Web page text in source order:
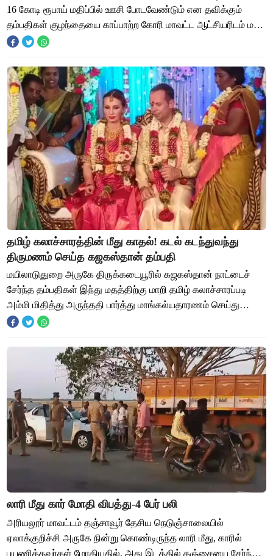
16 கோடி ரூபாய் மதிப்பில் ஊசி போடவேண்டும் என தவிக்கும்
தம்பதிகள் குழந்தையை காப்பாற்ற கோரி மாவட்ட ஆட்சியரிடம் மனு
அளித்துள்ளனர். கடலூர் அருகே முது
தமிழ் கலாச்சாரத்தின் மீது காதல்! கடல் கடந்துவந்து
திருமணம் செய்த கஜகஸ்தான் தம்பதி
மயிலாடுதுறை அருகே திருக்கடையூரில் கஜகஸ்தான் நாட்டைச்
சேர்ந்த தம்பதிகள் இந்து மதத்திற்கு மாறி தமிழ் கலாச்சாரப்படி
அம்மி மிதித்து அருந்ததி பார்த்து மாங்கல்யதாரணம் செய்து
திருமணம் செய்து கொண்டனர். கஜகஸ்
லாரி மீது கார் மோதி விபத்து-4 பேர் பலி
அரியலூர் மாவட்டம் தஞ்சாவூர் தேசிய நெடுஞ்சாலையில்
ஏலாக்குறிச்சி அருகே நின்று கொண்டிருந்த லாரி மீது, காரில்
பயணித்தவர்கள் மோதியதில், அது இடத்தில் தஞ்சையை சேர்ந்த